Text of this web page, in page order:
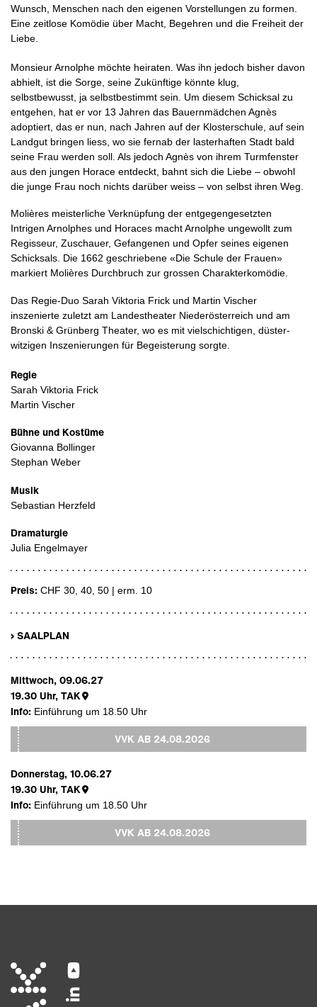
Wunsch, Menschen nach den eigenen Vorstellungen zu formen.
Eine zeitlose Komödie über Macht, Begehren und die Freiheit der
Liebe.
Monsieur Arnolphe möchte heiraten. Was ihn jedoch bisher davon
abhielt, ist die Sorge, seine Zukünftige könnte klug,
selbstbewusst, ja selbstbestimmt sein. Um diesem Schicksal zu
entgehen, hat er vor 13 Jahren das Bauernmädchen Agnès
adoptiert, das er nun, nach Jahren auf der Klosterschule, auf sein
Landgut bringen liess, wo sie fernab der lasterhaften Stadt bald
seine Frau werden soll. Als jedoch Agnès von ihrem Turmfenster
aus den jungen Horace entdeckt, bahnt sich die Liebe – obwohl
die junge Frau noch nichts darüber weiss – von selbst ihren Weg.
Molières meisterliche Verknüpfung der entgegengesetzten
Intrigen Arnolphes und Horaces macht Arnolphe ungewollt zum
Regisseur, Zuschauer, Gefangenen und Opfer seines eigenen
Schicksals. Die 1662 geschriebene «Die Schule der Frauen»
markiert Molières Durchbruch zur grossen Charakterkomödie.
Das Regie-Duo Sarah Viktoria Frick und Martin Vischer
inszenierte zuletzt am Landestheater Niederösterreich und am
Bronski & Grünberg Theater, wo es mit vielschichtigen, düster-
witzigen Inszenierungen für Begeisterung sorgte.
Regie
Sarah Viktoria Frick
Martin Vischer
Bühne und Kostüme
Giovanna Bollinger
Stephan Weber
Musik
Sebastian Herzfeld
Dramaturgie
Julia Engelmayer
Preis: CHF 30, 40, 50 | erm. 10
› SAALPLAN
Mittwoch, 09.06.27
19.30 Uhr,TAK
Info: Einführung um 18.50 Uhr
VVK AB 24.08.2026
Donnerstag, 10.06.27
19.30 Uhr,TAK
Info: Einführung um 18.50 Uhr
VVK AB 24.08.2026